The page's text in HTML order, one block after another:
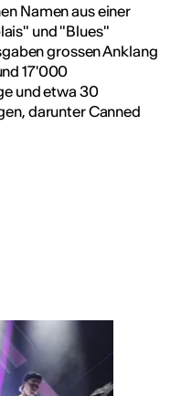
Namen aus einer
und "Blues"
grossen Anklang
17'000
und etwa 30
darunter Canned